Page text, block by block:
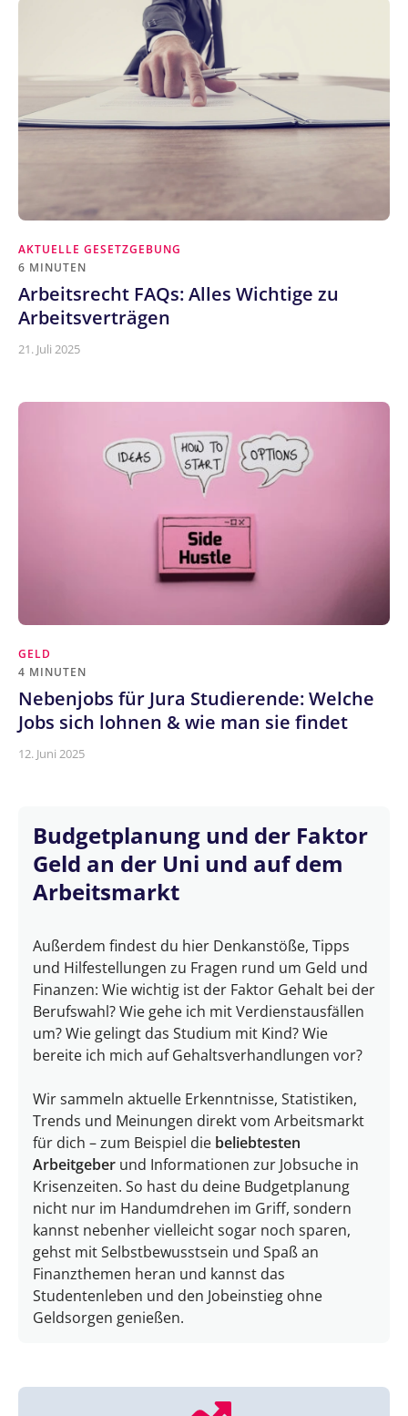
AKTUELLE GESETZGEBUNG
6 MINUTEN
Arbeitsrecht FAQs: Alles Wichtige zu
Arbeitsverträgen
21. Juli 2025
GELD
4 MINUTEN
Nebenjobs für Jura Studierende: Welche
Jobs sich lohnen & wie man sie findet
12. Juni 2025
Budgetplanung und der Faktor
Geld an der Uni und auf dem
Arbeitsmarkt
Außerdem findest du hier Denkanstöße, Tipps
und Hilfestellungen zu Fragen rund um Geld und
Finanzen: Wie wichtig ist der Faktor Gehalt bei der
Berufswahl? Wie gehe ich mit Verdienstausfällen
um? Wie gelingt das Studium mit Kind? Wie
bereite ich mich auf Gehaltsverhandlungen vor?
Wir sammeln aktuelle Erkenntnisse, Statistiken,
Trends und Meinungen direkt vom Arbeitsmarkt
für dich – zum Beispiel die beliebtesten
Arbeitgeber und Informationen zur Jobsuche in
Krisenzeiten. So hast du deine Budgetplanung
nicht nur im Handumdrehen im Griff, sondern
kannst nebenher vielleicht sogar noch sparen,
gehst mit Selbstbewusstsein und Spaß an
Finanzthemen heran und kannst das
Studentenleben und den Jobeinstieg ohne
Geldsorgen genießen.